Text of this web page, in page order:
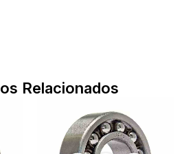
Relacionados